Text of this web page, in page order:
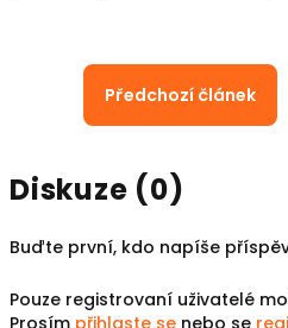
Předchozí článek
Diskuze (0)
Buďte první, kdo napíše
Pouze registrovaní uživatelé
Prosím přihlaste se nebo se